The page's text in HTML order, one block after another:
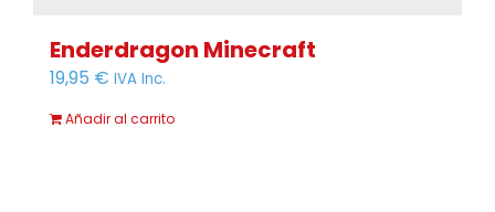
Enderdragon Minecraft
19,95 € IVA Inc.
Añadir al carrito